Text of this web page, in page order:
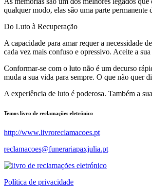
qualquer modo, elas são uma parte
Do Luto à Recuperação
A capacidade para amar requer a necessidade
cada vez mais confuso e opressivo. Aceite a
Conformar-se com o luto não é um decurso
muda a sua vida para sempre. O que não quer
A experiência de luto é poderosa. Também a
Temos livro de reclamações eletrónico
http://www.livroreclamacoes.pt
reclamacoes@funerariapaxjulia.pt
Política de privacidade